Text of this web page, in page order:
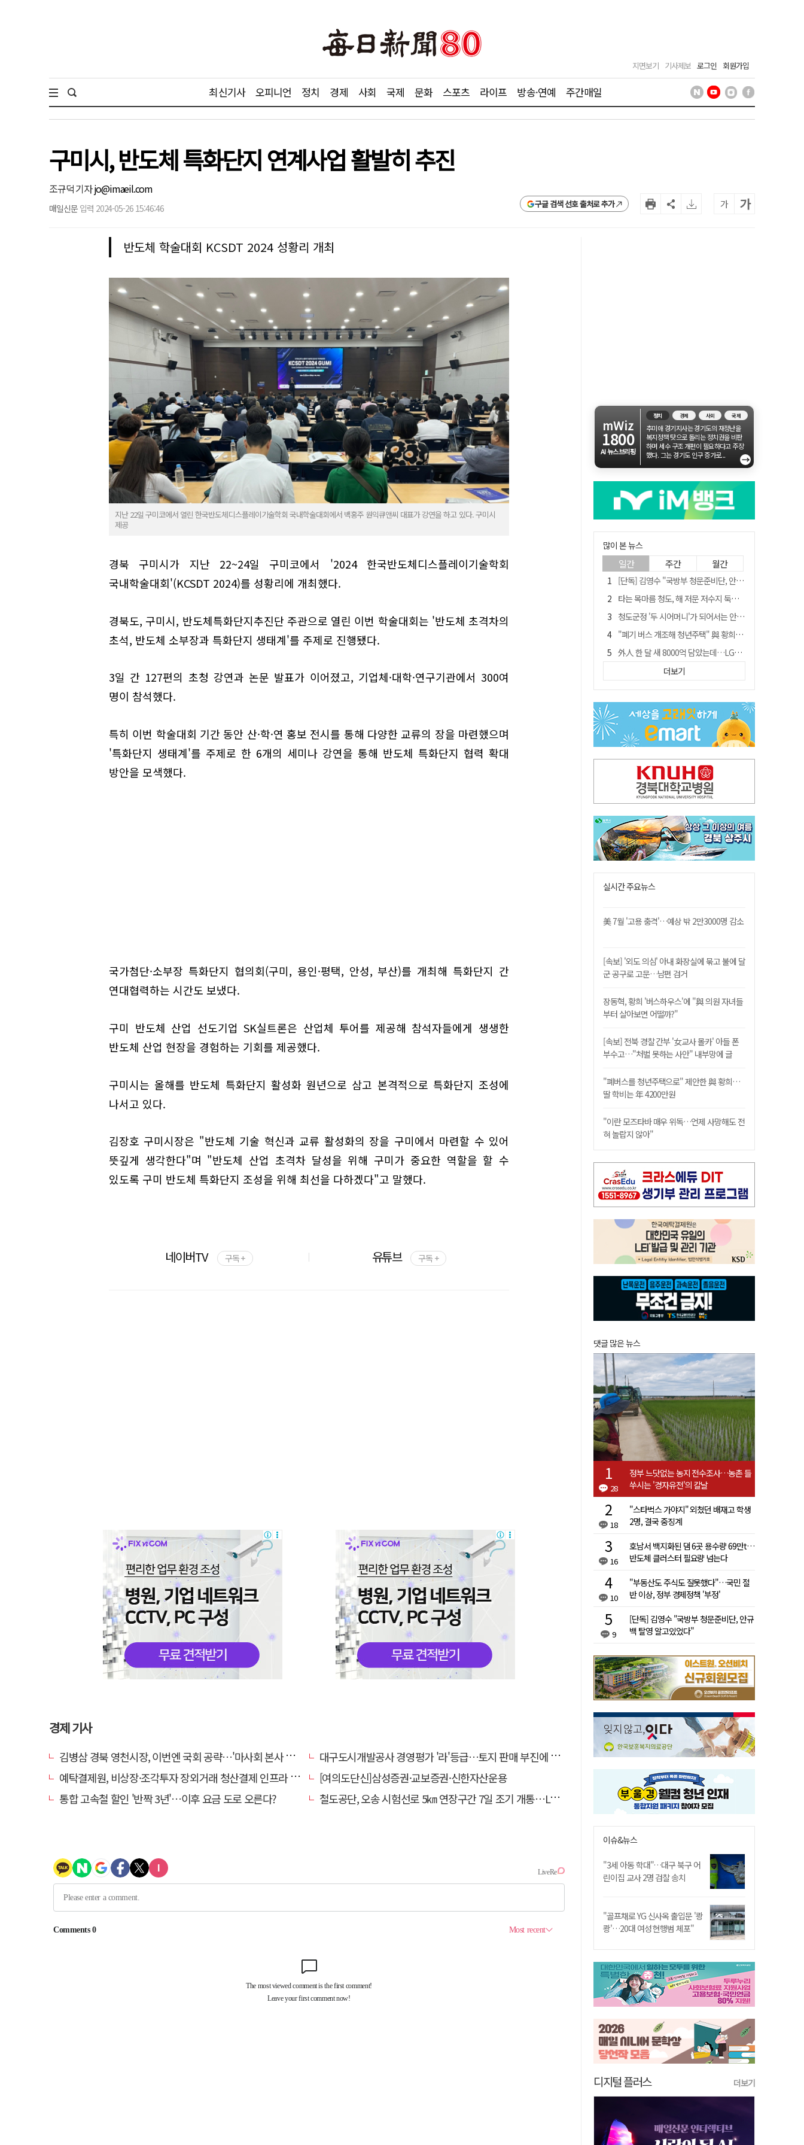
지면보기 기사제보 로그인 회원가입
최신기사 오피니언 정치 경제 사회 국제 문화 스포츠 라이프 방송·연예 주간매일
구미시, 반도체 특화단지 연계사업 활발히 추진
조규덕 기자jo@imaeil.com
매일신문 입력 2024-05-26 15:46:46 구글 검색 선호 출처로 추가 가 가
반도체 학술대회 KCSDT 2024 성황리 개최
지난 22일 구미코에서 열린 한국반도체디스플레이기술학회 국내학술대회에서 백홍주 원익큐앤씨 대표가 강연을 하고 있다. 구미시
제공
경북 구미시가 지난 22~24일 구미코에서 '2024 한국반도체디스플레이기술학회
국내학술대회'(KCSDT 2024)를 성황리에 개최했다.
경북도, 구미시, 반도체특화단지추진단 주관으로 열린 이번 학술대회는 '반도체 초격차의
초석, 반도체 소부장과 특화단지 생태계'를 주제로 진행됐다.
3일 간 127편의 초청 강연과 논문 발표가 이어졌고, 기업체·대학·연구기관에서 300여
명이 참석했다.
특히 이번 학술대회 기간 동안 산·학·연 홍보 전시를 통해 다양한 교류의 장을 마련했으며
'특화단지 생태계'를 주제로 한 6개의 세미나 강연을 통해 반도체 특화단지 협력 확대
방안을 모색했다.
국가첨단·소부장 특화단지 협의회(구미, 용인·평택, 안성, 부산)를 개최해 특화단지 간
연대협력하는 시간도 보냈다.
구미 반도체 산업 선도기업 SK실트론은 산업체 투어를 제공해 참석자들에게 생생한
반도체 산업 현장을 경험하는 기회를 제공했다.
구미시는 올해를 반도체 특화단지 활성화 원년으로 삼고 본격적으로 특화단지 조성에
나서고 있다.
김장호 구미시장은 "반도체 기술 혁신과 교류 활성화의 장을 구미에서 마련할 수 있어
뜻깊게 생각한다"며 "반도체 산업 초격차 달성을 위해 구미가 중요한 역할을 할 수
있도록 구미 반도체 특화단지 조성을 위해 최선을 다하겠다"고 말했다.
네이버TV 구독 + 유튜브 구독 +
경제 기사
김병삼 경북 영천시장, 이번엔 국회 공략…'마사회 본사 이전·광역교통망 확충' 요청
대구도시개발공사 경영평가 '라'등급…토지 판매 부진에 1년 만에 두 단계 '뚝'
예탁결제원, 비상장·조각투자 장외거래 청산결제 인프라 구축 착수…연내 가동
[여의도단신]삼성증권·교보증권·신한자산운용
통합 고속철 할인 '반짝 3년'…이후 요금 도로 오른다?
철도공단, 오송 시험선로 5㎞ 연장구간 7일 조기 개통…LA 메트로 사업 지원
mWiz
1800
AI 뉴스브리핑
정치 경제 사회 국제
추미애 경기지사는 경기도의 재정난을
복지정책 탓으로 돌리는 정치권을 비판
하며 세수 구조 개편이 필요하다고 주장
했다. 그는 경기도 인구 증가로...
→
많이 본 뉴스
일간 주간 월간
[단독] 김영수 "국방부 청문준비단, 안규백 탈영 알고있었다"
타는 목마름 청도, 해 저문 저수지 둑에 군수가 서 있었다
청도군정 '두 시어머니'가 되어서는 안된다
"폐기 버스 개조해 청년주택" 與 황희…'딸 학비는 年 4200만원'
外人 한 달 새 8000억 담았는데…LG이노텍 목표주가는 왜 엇갈릴까
임시휴업 들어갔던 홈플러스 영주점, 7일 영업 재개…지하 1층만 운영
SK하이닉스, 주당 375원 분기 배당 공시…"3분기 중 주주환원 방안 확정"
이의준 전 경북도 새마을봉사과장, 제28대 울릉군 부군수 취임
"상법개정해도 주주가 '봉'"…하이닉스 솔리다임 상장설에 술렁[개미와글와글]
더보기
실시간 주요뉴스
美 7월 '고용 충격'…예상 밖 2만3000명 감소
[속보] '외도 의심' 아내 화장실에 묶고 불에 달
군 공구로 고문…남편 검거
장동혁, 황희 '버스하우스'에 "與 의원 자녀들
부터 살아보면 어떨까?"
[속보] 전북 경찰 간부 '女교사 몰카' 아들 폰
부수고…"처벌 못하는 사안" 내부망에 글
"폐버스를 청년주택으로" 제안한 與 황희…
딸 학비는 年 4200만원
"이란 모즈타바 매우 위독…언제 사망해도 전
혀 놀랍지 않아"
댓글 많은 뉴스
28
정부 느닷없는 농지 전수조사…농촌 들
쑤시는 '경자유전'의 칼날
18
"스타벅스 가야지" 외쳤던 배재고 학생
2명, 결국 중징계
16
호남서 백지화된 댐 6곳 용수량 69만t…
반도체 클러스터 필요량 넘는다
10
"부동산도 주식도 잘못했다"…국민 절
반 이상, 정부 경제정책 '부정'
9
[단독] 김영수 "국방부 청문준비단, 안규
백 탈영 알고있었다"
이슈&뉴스
"3세 아동 학대"…대구 북구 어
린이집 교사 2명 검찰 송치
"골프채로 YG 신사옥 출입문 '쾅
쾅'…20대 여성 현행범 체포"
디지털 플러스 더보기